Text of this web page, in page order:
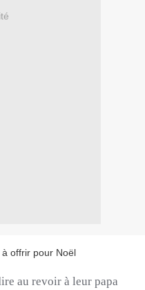
offrir pour Noël
au revoir à leur papa